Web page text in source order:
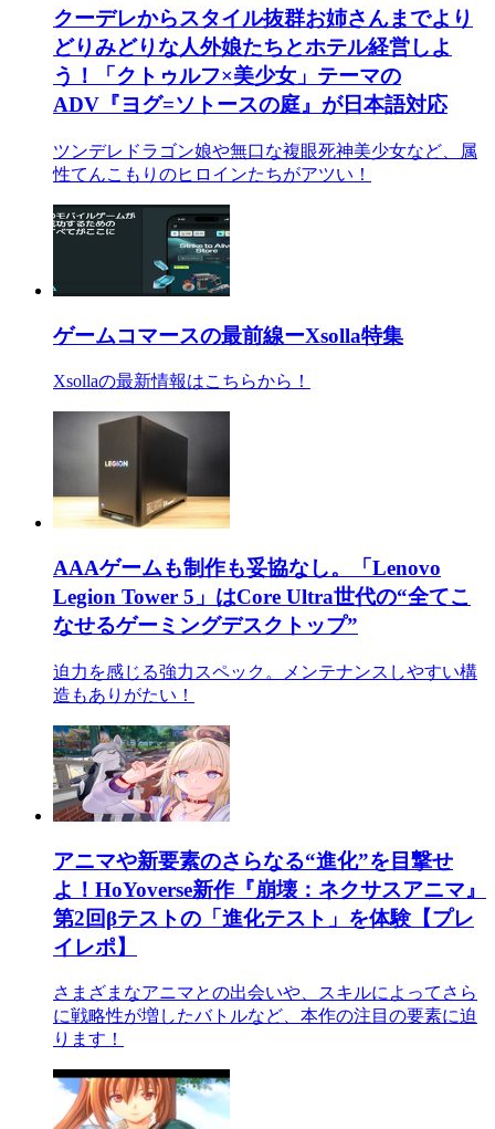
クーデレからスタイル抜群お姉さんまでより
どりみどりな人外娘たちとホテル経営しよ
う！「クトゥルフ×美少女」テーマの
ADV『ヨグ=ソトースの庭』が日本語対応
ツンデレドラゴン娘や無口な複眼死神美少女など、属
性てんこもりのヒロインたちがアツい！
ゲームコマースの最前線ーXsolla特集
Xsollaの最新情報はこちらから！
AAAゲームも制作も妥協なし。「Lenovo
Legion Tower 5」はCore Ultra世代の“全てこ
なせるゲーミングデスクトップ”
迫力を感じる強力スペック。メンテナンスしやすい構
造もありがたい！
アニマや新要素のさらなる“進化”を目撃せ
よ！HoYoverse新作『崩壊：ネクサスアニマ』
第2回βテストの「進化テスト」を体験【プレ
イレポ】
さまざまなアニマとの出会いや、スキルによってさら
に戦略性が増したバトルなど、本作の注目の要素に迫
ります！